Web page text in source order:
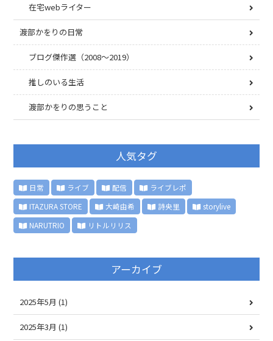
在宅webライター
渡部かをりの日常
ブログ傑作選（2008〜2019）
推しのいる生活
渡部かをりの思うこと
人気タグ
日常 ライブ 配信
ライブレポ
ITAZURA STORE
大崎由希 詩央里
storylive
NARUTRIO
リトルリリス
アーカイブ
2025年5月 (1)
2025年3月 (1)